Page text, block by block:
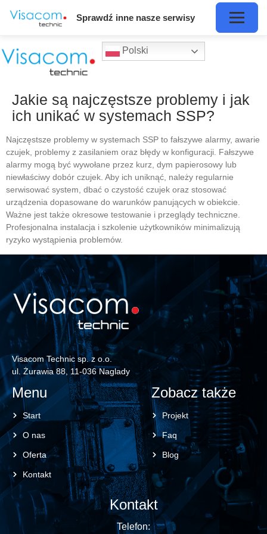
Polski
Jakie są najczęstsze problemy i jak
ich unikać w systemach SSP?
Najczęstsze problemy w systemach SSP to fałszywe alarmy, awarie
czujek, problemy z zasilaniem oraz błędy w konfiguracji. Fałszywe
alarmy mogą być wywołane przez kurz, dym papierosowy lub
niewłaściwy dobór czujek. Aby ich uniknąć, należy regularnie
serwisować system, dbać o czystość czujek oraz stosować
urządzenia dopasowane do warunków panujących w obiekcie.
Ważne jest także okresowe testowanie i przeglądy techniczne.
Profesjonalna instalacja i szkolenie użytkowników minimalizują
ryzyko wystąpienia problemów.
Visacom Technic sp. z o.o.
ul. Żurawia 88, 11-036 Naglady
Menu
Start
O nas
Oferta
Kontakt
Zobacz także
Projekt
Faq
Blog
Kontakt
Telefon:
Sprawdź inne nasze serwisy